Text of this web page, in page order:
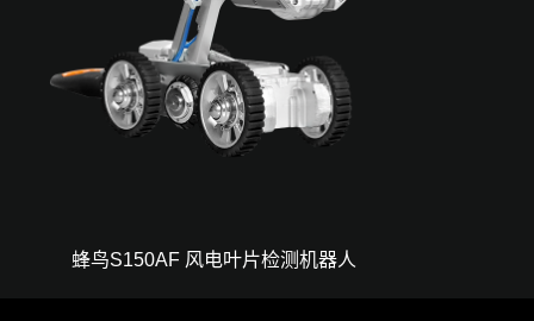
蜂鸟S150AF 风电叶片检测机器人